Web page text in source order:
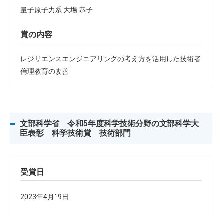
量子原子力系 大場 恭子
賞の内容
レジリエンスエンジニアリングの考え方を活用した技術者
倫理教育の改善
文部科学省 令和5年度科学技術分野の文部科学大
臣表彰 科学技術賞 技術部門
受賞日
2023年4月19日